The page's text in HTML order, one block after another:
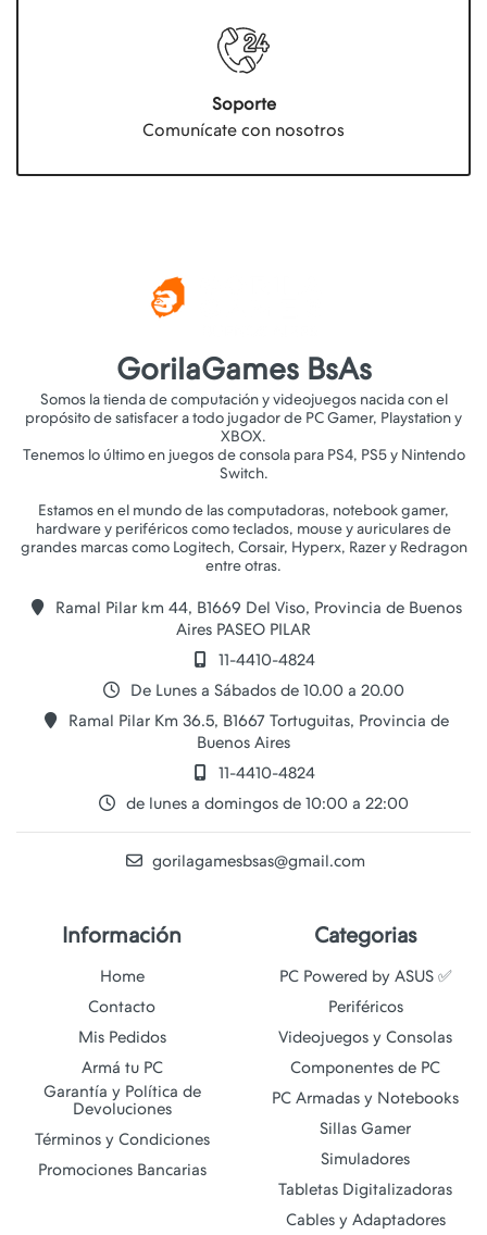
Soporte
Comunícate con nosotros
GorilaGames BsAs
Somos la tienda de computación y videojuegos nacida con el
propósito de satisfacer a todo jugador de PC Gamer, Playstation y
XBOX.
Tenemos lo último en juegos de consola para PS4, PS5 y Nintendo
Switch.
Estamos en el mundo de las computadoras, notebook gamer,
hardware y periféricos como teclados, mouse y auriculares de
grandes marcas como Logitech, Corsair, Hyperx, Razer y Redragon
Ramal Pilar km 44, B1669 Del Viso, Provincia de Buenos
Aires PASEO PILAR
11-4410-4824
De Lunes a Sábados de 10.00 a 20.00
Ramal Pilar Km 36.5, B1667 Tortuguitas, Provincia de
Buenos Aires
11-4410-4824
de lunes a domingos de 10:00 a 22:00
gorilagamesbsas@gmail.com
Información
Home
Contacto
Mis Pedidos
Armá tu PC
Garantía y Política de
Devoluciones
Términos y Condiciones
Promociones Bancarias
Categorias
PC Powered by ASUS ✅
Periféricos
Videojuegos y Consolas
Componentes de PC
PC Armadas y Notebooks
Sillas Gamer
Simuladores
Tabletas Digitalizadoras
Cables y Adaptadores